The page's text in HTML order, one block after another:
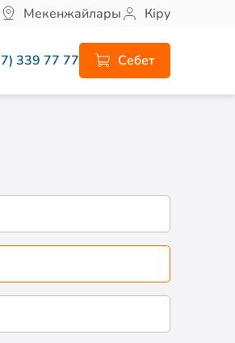
Мекенжайлары Кіру
339 77 77 Себет